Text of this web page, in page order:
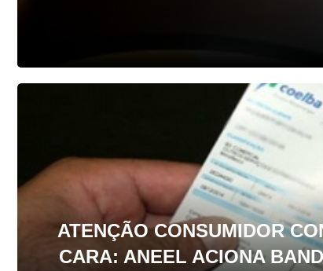
ATENÇÃO CONSUMIDOR
CARA: ANEEL ACIONA